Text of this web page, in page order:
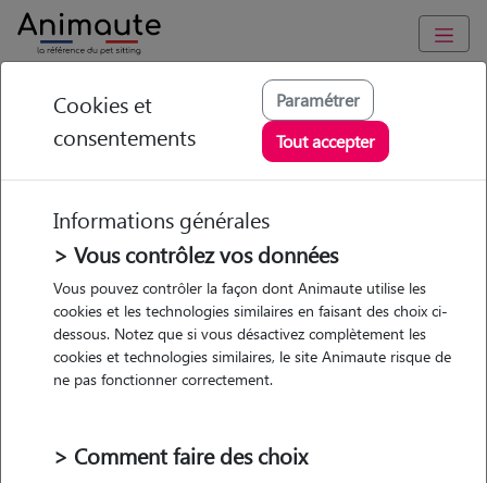
Animaute Ile-de-France Paris 5e Arrondissement
Charlotte - Petsitter à
Paris
5/5 (20 avis)
• 32 ans
chez le Pet Sitter
Cookies et
consentements
Paramétrer
Tout accepter
Informations générales
> Vous contrôlez vos données
Vous pouvez contrôler la façon dont Animaute utilise les
cookies et les technologies similaires en faisant des choix ci-
dessous. Notez que si vous désactivez complètement les
cookies et technologies similaires, le site Animaute risque de
ne pas fonctionner correctement.
> Comment faire des choix